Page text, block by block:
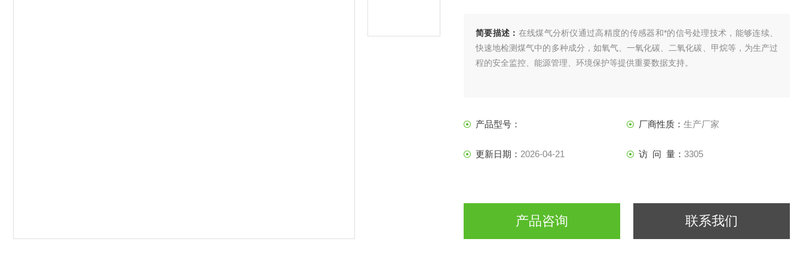
简要描述： 在线煤气分析仪通过高精度的传感器和*的信号处理技术，能够连续、
快速地检测煤气中的多种成分，如氧气、一氧化碳、二氧化碳、甲烷等，为生产过
程的安全监控、能源管理、环境保护等提供重要数据支持。
产品型号： 厂商性质： 生产厂家
更新日期： 2026-04-21 访 问 量： 3305
产品咨询 联系我们